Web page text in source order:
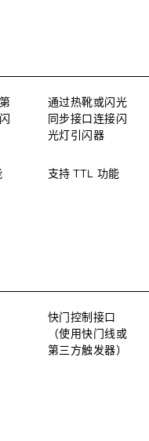
通过热靴或闪光
同步接口连接闪
光灯引闪器
支持 TTL 功能
快门控制接口
（使用快门线或
第三方触发器）